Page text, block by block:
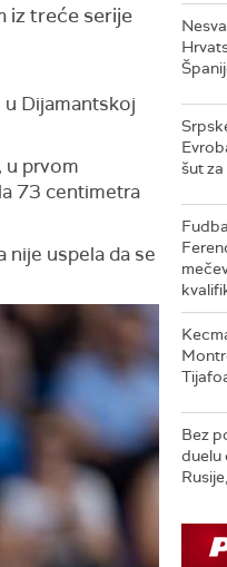
iz treće serije
Dijamantskoj
u prvom
73 centimetra
nije uspela da se
šut
Bez
duelu